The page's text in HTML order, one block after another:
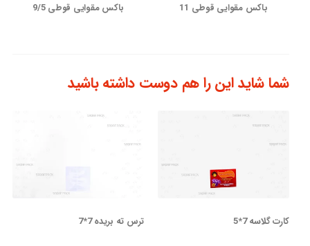
باکس مقوایی قوطی 11 باکس مقوایی قوطی 9/5
شما شاید این را هم دوست داشته باشید
کارت گلاسه 7*5 ترس ته بریده 7*7